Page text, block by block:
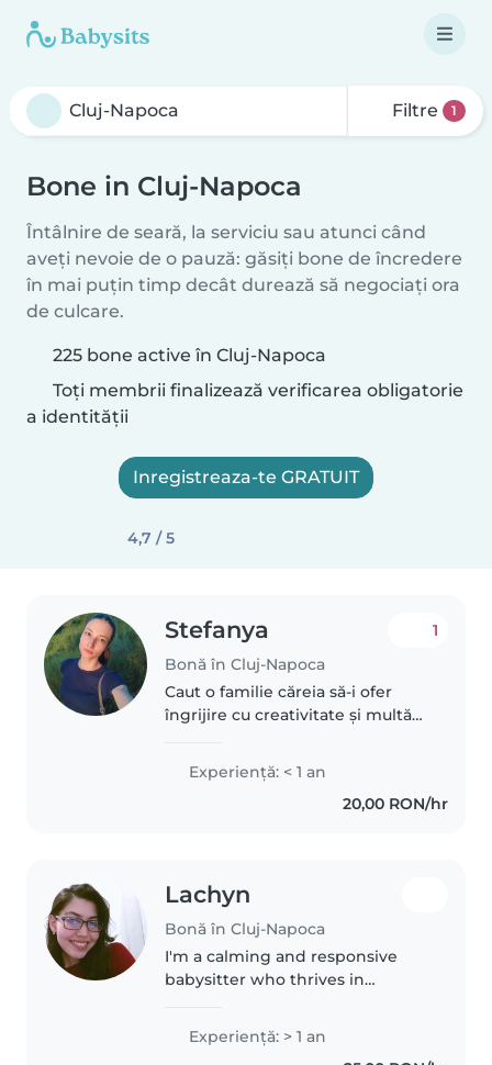
Filtre 1
Bone in Cluj-Napoca
Întâlnire de seară, la serviciu sau atunci când
aveți nevoie de o pauză: găsiți bone de încredere
în mai puțin timp decât durează să negociați ora
de culcare.
225 bone active în Cluj-Napoca
Toți membrii finalizează verificarea obligatorie
a identității
Inregistreaza-te GRATUIT
4,7 / 5
Stefanya
Bonă în Cluj-Napoca
1
Caut o familie căreia să-i ofer
îngrijire cu creativitate și multă
desenarea, mici experimente și
prefer să citesc sau să învăț limbi
Experienţă: < 1 an
20,00 RON/hr
Lachyn
Bonă în Cluj-Napoca
I'm a calming and responsive
babysitter who thrives in
with conversational Turkish and
Experienţă: > 1 an